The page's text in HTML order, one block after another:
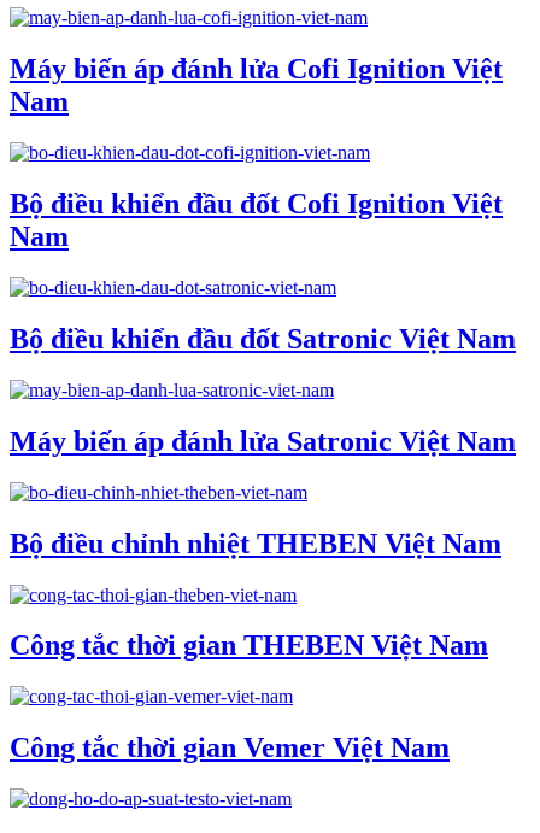
Máy biến áp đánh lửa Cofi Ignition Việt
Nam
Bộ điều khiển đầu đốt Cofi Ignition Việt
Nam
Bộ điều khiển đầu đốt Satronic Việt Nam
Máy biến áp đánh lửa Satronic Việt Nam
Bộ điều chỉnh nhiệt THEBEN Việt Nam
Công tắc thời gian THEBEN Việt Nam
Công tắc thời gian Vemer Việt Nam